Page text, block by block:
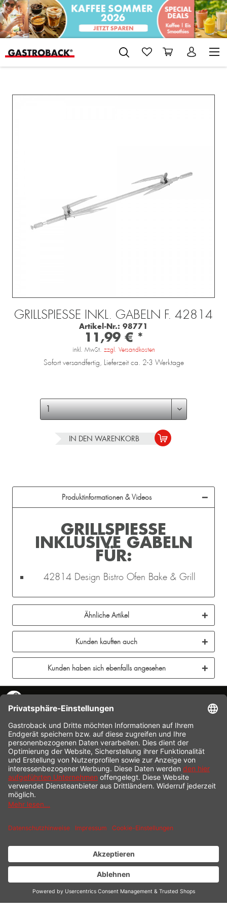
GRILLSPIESSE INKL. GABELN F. 42814
Artikel-Nr.: 98771
11,99 € *
inkl. MwSt. zzgl. Versandkosten
Sofort versandfertig, Lieferzeit ca. 2-3 Werktage
IN DEN WARENKORB
Produktinformationen & Videos
GRILLSPIESSE I
NKLUSIVE GABELN F
ÜR:
42814 Design Bistro Ofen Bake & Grill
Ähnliche Artikel
Kunden kauften auch
Kunden haben sich ebenfalls angesehen
SERVICE HOTLINE
INFORMATION
SHOP SERVICE